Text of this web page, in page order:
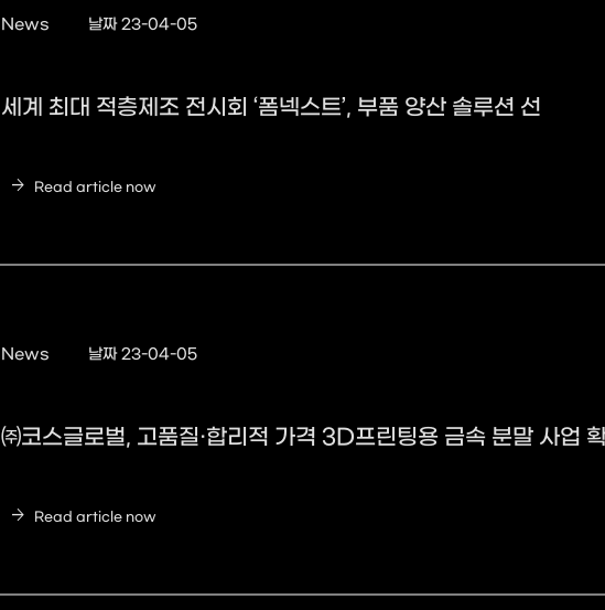
News 날짜 23-04-05
세계 최대 적층제조 전시회 ‘폼넥스트’, 부품 양산 솔루션 선
arrow_forward Read article now
News 날짜 23-04-05
㈜코스글로벌, 고품질·합리적 가격 3D프린팅용 금속 분말 사업
arrow_forward Read article now